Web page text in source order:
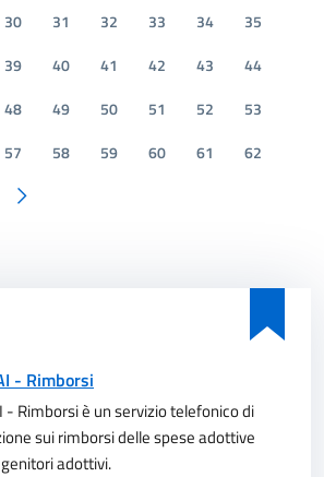
30 31 32 33 34
35
39 40 41 42 43
44
48 49 50 51 52
53
57 58 59 60 61
62
Pagina successiva
- Rimborsi
- Rimborsi è un servizio telefonico di
sui rimborsi delle spese adottive
adottivi.